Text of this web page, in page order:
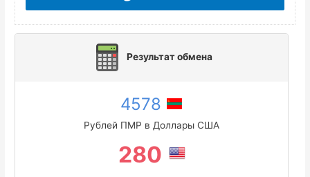
Результат обмена
4578
Рублей ПМР в Доллары США
280